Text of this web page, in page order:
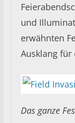
und
erwähnten
Ausklang für
Das ganze